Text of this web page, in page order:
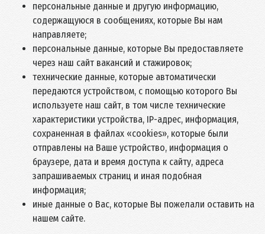
персональные данные и другую информацию,
содержащуюся в сообщениях, которые Вы нам
направляете;
персональные данные, которые Вы предоставляете
через наш сайт вакансий и стажировок;
технические данные, которые автоматически
передаются устройством, с помощью которого Вы
используете наш сайт, в том числе технические
характеристики устройства, IP-адрес, информация,
сохраненная в файлах «cookies», которые были
отправлены на Ваше устройство, информация о
браузере, дата и время доступа к сайту, адреса
запрашиваемых страниц и иная подобная
информация;
иные данные о Вас, которые Вы пожелали оставить на
нашем сайте.